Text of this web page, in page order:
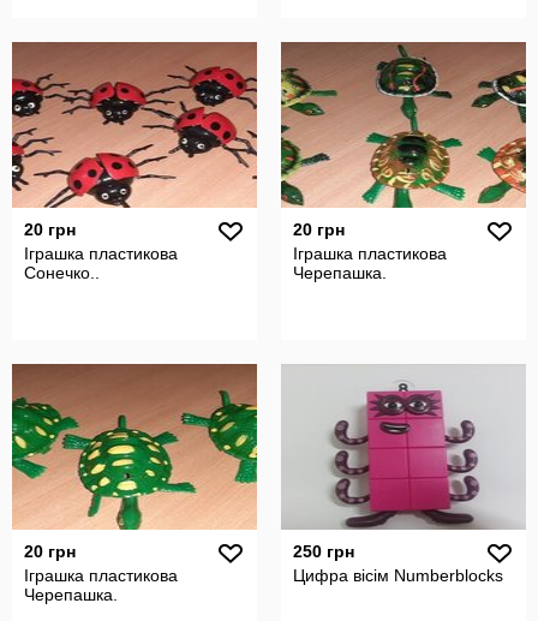
20 грн
Іграшка пластикова
Сонечко..
20 грн
Іграшка пластикова
Черепашка.
20 грн
Іграшка пластикова
Черепашка.
250 грн
Цифра вісім Numberblocks